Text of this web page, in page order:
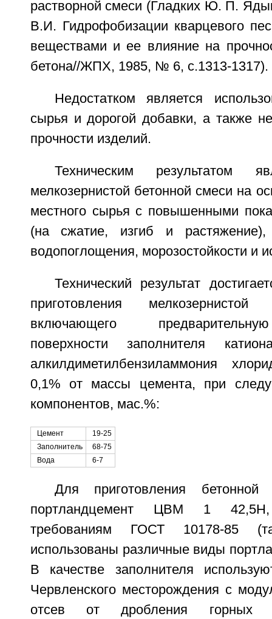
растворной смеси (Гладких Ю. П.
В.И. Гидрофобизации кварцевого
веществами и ее влияние на
бетона//ЖПХ, 1985, № 6, с.1313-1317).
Недостатком является
сырья и дорогой добавки, а также
прочности изделий.
Техническим результатом
мелкозернистой бетонной смеси на
местного сырья с повышенными
(на сжатие, изгиб и растяжение),
водопоглощения, морозостойкости и
Технический результат
приготовления
включающего
поверхности заполнителя
алкилдиметилбензиламмония
0,1% от массы цемента, при
компонентов, мас.%:
Цемент
19-25
Заполнитель
68-75
Вода
6-7
Для приготовления бетонной
портландцемент ЦВМ 1 42,5Н,
требованиям ГОСТ 10178-85
использованы различные виды
В качестве заполнителя
Червленского месторождения с
отсев от дробления горных